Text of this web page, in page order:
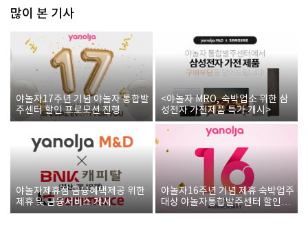
많이 본 기사
야놀자17주년 기념 야놀자 통합발
주센터 할인 프로모션 진행
<야놀자 MRO, 숙박업소 위한 삼
성전자 가전제품 특가 개시>
야놀자제휴점 금융혜택제공 위한
제휴 및 금융서비스 게시
야놀자16주년 기념 제휴 숙박업주
대상 야놀자통합발주센터 할인쿠
폰 증정